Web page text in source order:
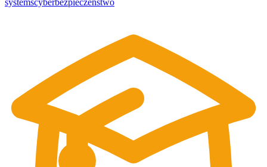
systemscyberbezpieczeństwo